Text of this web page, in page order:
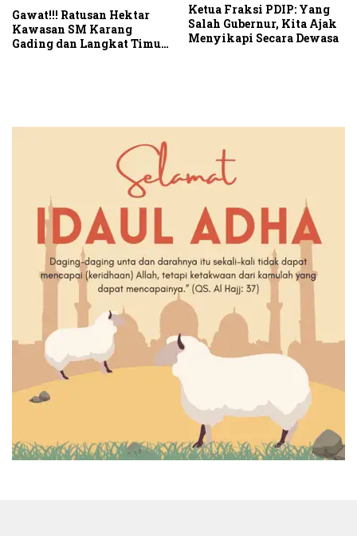
Gawat!!! Ratusan Hektar
Kawasan SM Karang
Gading dan Langkat Timur
Ketua Fraksi PDIP: Yang
Salah Gubernur, Kita Ajak
Menyikapi Secara Dewasa